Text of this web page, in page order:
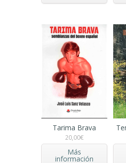
Tarima Brava
20,00€
Más
información